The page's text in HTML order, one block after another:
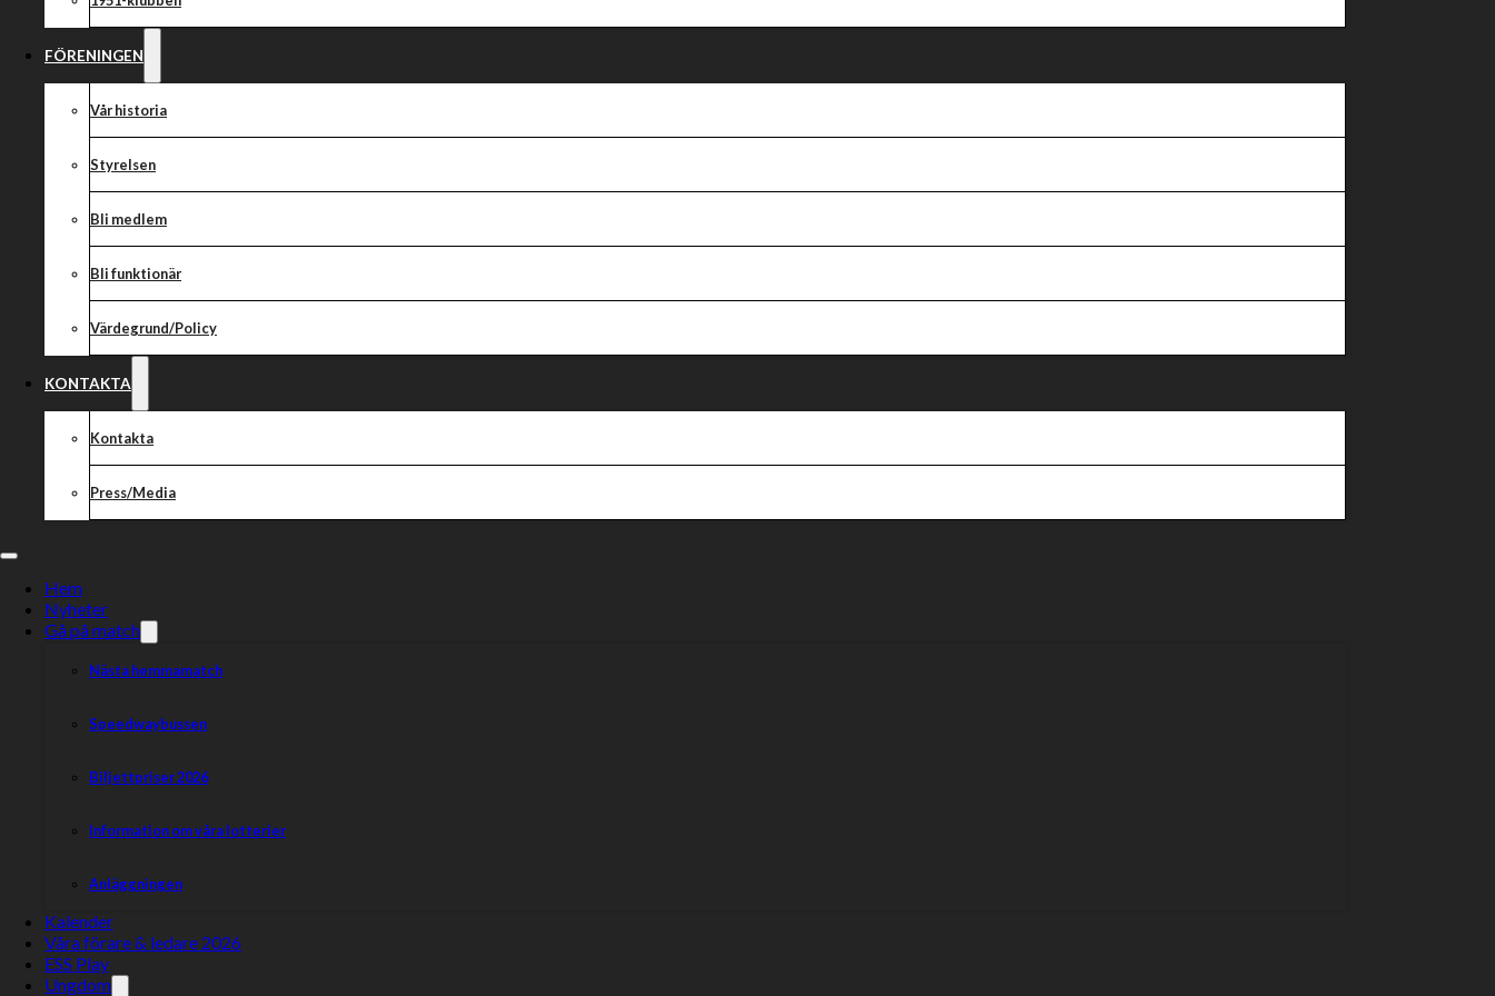
FÖRENINGEN
Vår historia
Styrelsen
Bli medlem
Bli funktionär
Värdegrund/Policy
KONTAKTA
Kontakta
Press/Media
Hem
Nyheter
Gå på match
Nästa hemmamatch
Speedwaybussen
Biljettpriser 2026
Information om våra lotterier
Anläggningen
Kalender
Våra förare & ledare 2026
ESS Play
Ungdom